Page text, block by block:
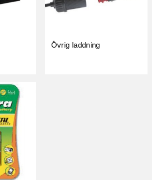
Övrig laddning